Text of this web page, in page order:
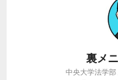
裏メ
中央大学法学